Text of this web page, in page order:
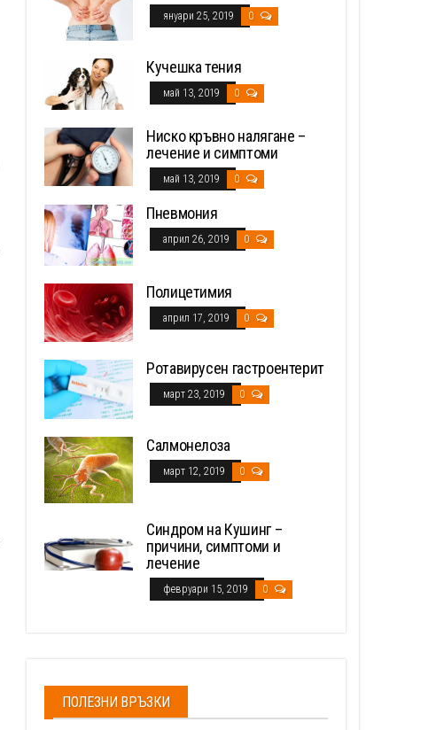
януари 25, 2019 0
Кучешка тения
май 13, 2019 0
Ниско кръвно налягане –
лечение и симптоми
май 13, 2019 0
Пневмония
април 26, 2019 0
Полицетимия
април 17, 2019 0
Ротавирусен гастроентерит
март 23, 2019 0
Салмонелоза
март 12, 2019 0
Синдром на Кушинг –
причини, симптоми и
лечение
февруари 15, 2019 0
ПОЛЕЗНИ ВРЪЗКИ